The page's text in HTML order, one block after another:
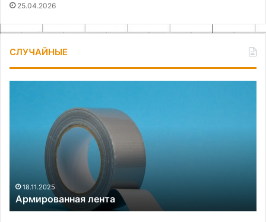
25.04.2026
СЛУЧАЙНЫЕ
18.11.2025
Армированная лента